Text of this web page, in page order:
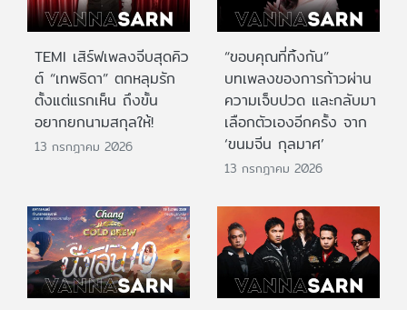
TEMI เสิร์ฟเพลงจีบสุดคิว
ต์ “เทพธิดา” ตกหลุมรัก
ตั้งแต่แรกเห็น ถึงขั้น
อยากยกนามสกุลให้!
13 กรกฎาคม 2026
“ขอบคุณที่ทิ้งกัน”
บทเพลงของการก้าวผ่าน
ความเจ็บปวด และกลับมา
เลือกตัวเองอีกครั้ง จาก
‘ขนมจีน กุลมาศ’
13 กรกฎาคม 2026